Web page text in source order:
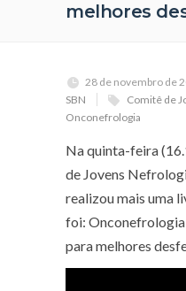
melhores
28 de novembro de
SBN
Comitê de
Onconefrologia
Na quinta-feira
de Jovens
realizou mais uma
foi: Onconefrologia
para melhores